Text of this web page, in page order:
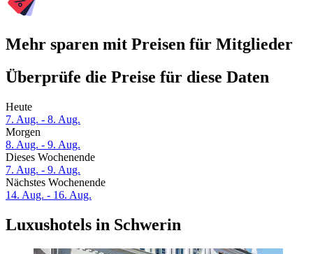
Mehr sparen mit Preisen für Mitglieder
Überprüfe die Preise für diese Daten
Heute
7. Aug. - 8. Aug.
Morgen
8. Aug. - 9. Aug.
Dieses Wochenende
7. Aug. - 9. Aug.
Nächstes Wochenende
14. Aug. - 16. Aug.
Luxushotels in Schwerin